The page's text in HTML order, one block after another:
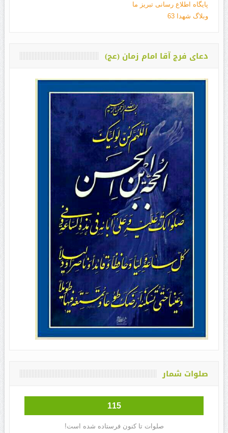
پایگاه اطلاع رسانی تبریز ما
وبلاگ شهدا 63
دعای فرج آقا امام زمان (عج)
صلوات شمار
115
صلوات تا کنون فرستاده شده است!